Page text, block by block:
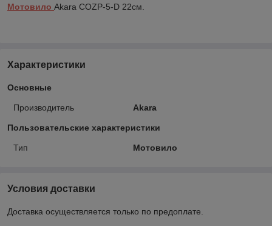
Мотовило Akara COZP-5-D 22см.
Характеристики
Основные
Производитель Akara
Пользовательские характеристики
Тип Мотовило
Условия доставки
Доставка осуществляется только по предоплате.